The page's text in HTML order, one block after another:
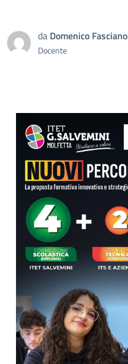
da Domenico Fasciano
Docente